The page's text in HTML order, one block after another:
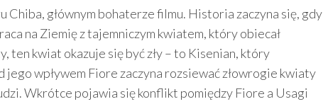
Chiba, głównym bohaterze filmu. Historia zaczyna się, gdy
na Ziemię z tajemniczym kwiatem, który obiecał
kwiat okazuje się być zły – to Kisenian, który
jego wpływem Fiore zaczyna rozsiewać złowrogie kwiaty
Wkrótce pojawia się konflikt pomiędzy Fiore a Usagi